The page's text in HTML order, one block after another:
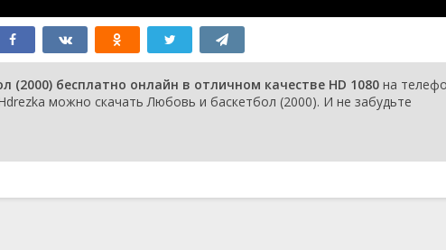
(2000) бесплатно онлайн в отличном качестве HD 1080 на
можно скачать Любовь и баскетбол (2000). И не забудьте